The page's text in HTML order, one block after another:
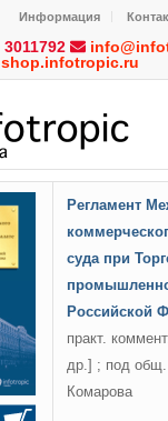
Информация
shop.infotropic.ru
Регламент
суда при
Российской
практ.
др.] ; под
Комарова